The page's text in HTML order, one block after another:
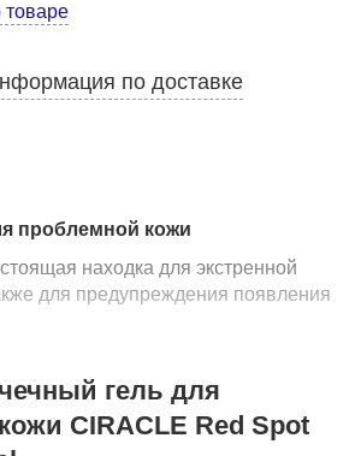
товаре
по доставке
проблемной кожи
находка для экстренной
для предупреждения появления
клинически протестирован и
действие,
зуд и болезненность,
гель для
CIRACLE Red Spot